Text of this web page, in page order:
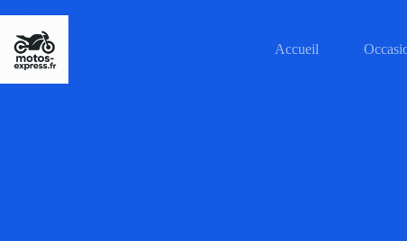
contenu
Accueil